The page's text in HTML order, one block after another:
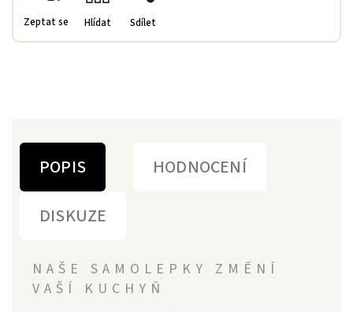
Zeptat se Hlídat Sdílet
POPIS
HODNOCENÍ
DISKUZE
NAŠE SAMOLEPKY ZMĚNÍ
VAŠÍ KUCHYŇ